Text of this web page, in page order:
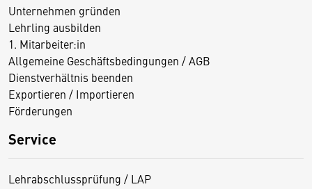
Unternehmen gründen
Lehrling ausbilden
1. Mitarbeiter:in
Allgemeine Geschäftsbedingungen / AGB
Dienstverhältnis beenden
Exportieren / Importieren
Förderungen
Service
Lehrabschlussprüfung / LAP